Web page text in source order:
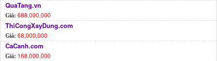
QuaTang.vn
Giá: 688,000,000
ThiCongXayDung.com
Giá: 68,000,000
CaCanh.com
Giá: 168,000,000